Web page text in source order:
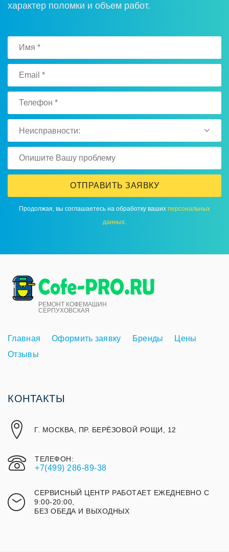
характер поломки и объем работ.
Неисправности:
ОТПРАВИТЬ ЗАЯВКУ
Продолжая, вы соглашаетесь на обработку ваших персональных
данных.
РЕМОНТ КОФЕМАШИН
СЕРПУХОВСКАЯ
Главная Оформить заявку Бренды
Цены
Отзывы
КОНТАКТЫ
Г. МОСКВА, ПР. БЕРЁЗОВОЙ РОЩИ, 12
ТЕЛЕФОН:
+7(499) 286-89-38
СЕРВИСНЫЙ ЦЕНТР РАБОТАЕТ ЕЖЕДНЕВНО С
9:00-20:00,
БЕЗ ОБЕДА И ВЫХОДНЫХ